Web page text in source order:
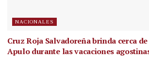
NACIONALES
Cruz Roja Salvadoreña brinda cerca
Apulo durante las vacaciones